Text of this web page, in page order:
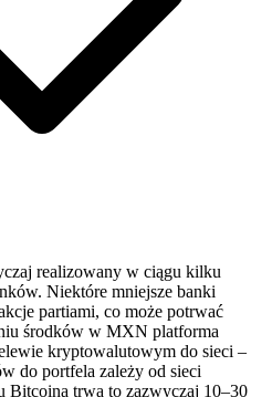
realizowany w ciągu kilku
Niektóre mniejsze banki
partiami, co może potrwać
środków w MXN platforma
kryptowalutowym do sieci –
do portfela zależy od sieci
Bitcoina trwa to zazwyczaj 10–30